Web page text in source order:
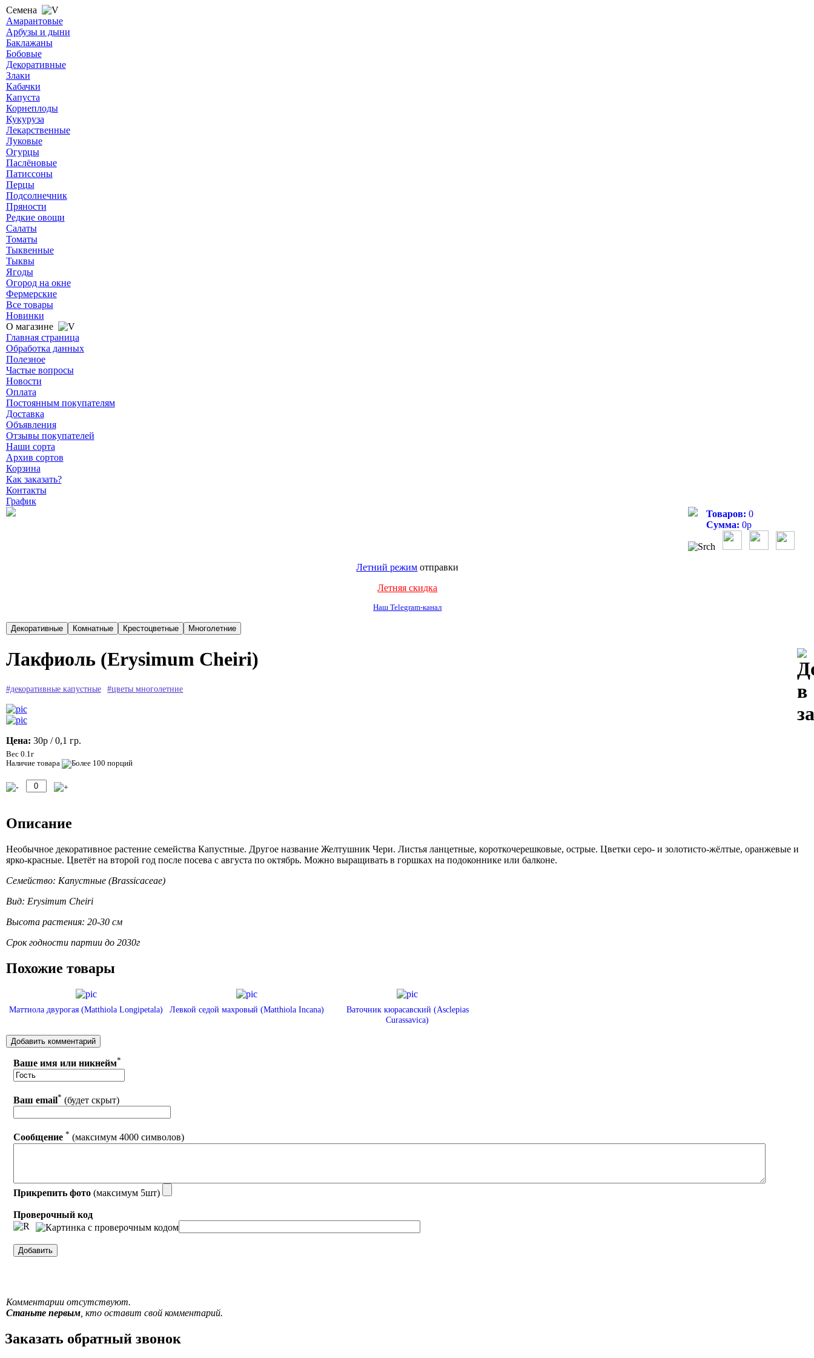
Семена
Амарантовые
Арбузы и дыни
Баклажаны
Бобовые
Декоративные
Злаки
Кабачки
Капуста
Корнеплоды
Кукуруза
Лекарственные
Луковые
Огурцы
Паслёновые
Патиссоны
Перцы
Подсолнечник
Пряности
Редкие овощи
Салаты
Томаты
Тыквенные
Тыквы
Ягоды
Огород на окне
Фермерские
Все товары
Новинки
О магазине
Главная страница
Обработка данных
Полезное
Частые вопросы
Новости
Оплата
Постоянным покупателям
Доставка
Объявления
Отзывы покупателей
Наши сорта
Архив сортов
Корзина
Как заказать?
Контакты
График
Товаров: 0
Сумма: 0р
Летний режим отправки
Летняя скидка
Наш Telegram-канал
Лакфиоль (Erysimum Cheiri)
#декоративные капустные #цветы многолетние
Цена: 30р / 0,1 гр.
Вес 0.1г
Наличие товара
Описание
Необычное декоративное растение семейства Капустные. Другое название Желтушник Чери. Листья ланцетные, короткочерешковые, острые. Цветки серо- и золотисто-жёлтые, оранжевые и
ярко-красные. Цветёт на второй год после посева с августа по октябрь. Можно выращивать в горшках на подоконнике или балконе.
Семейство: Капустные (Brassicaceae)
Вид: Erysimum Cheiri
Высота растения: 20-30 см
Срок годности партии до 2030г
Похожие товары
Маттиола двурогая (Matthiola Longipetala) Левкой седой махровый (Matthiola Incana)
Ваточник кюрасавский (Asclepias
Curassavica)
Ваше имя или никнейм*
Ваш email* (будет скрыт)
Сообщение * (максимум 4000 символов)
Прикрепить фото (максимум 5шт)
Проверочный код
Комментарии отсутствуют.
Станьте первым, кто оставит свой комментарий.
Заказать обратный звонок